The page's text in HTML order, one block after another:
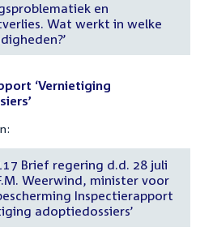
en
Wat werkt in welke
‘Vernietiging
Brief regering d.d. 28 juli
Weerwind, minister voor
Inspectierapport
adoptiedossiers’